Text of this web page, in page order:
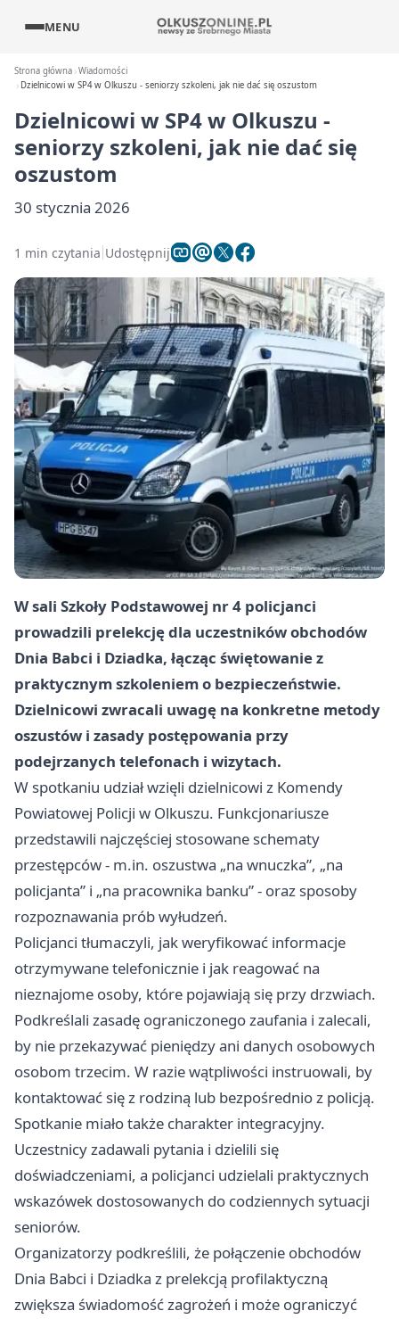
MENU
Strona główna Wiadomości
Dzielnicowi w SP4 w Olkuszu - seniorzy szkoleni, jak nie dać się oszustom
Dzielnicowi w SP4 w Olkuszu -
seniorzy szkoleni, jak nie dać się
oszustom
30 stycznia 2026
1 min czytania Udostępnij
W sali Szkoły Podstawowej nr 4 policjanci
prowadzili prelekcję dla uczestników obchodów
Dnia Babci i Dziadka, łącząc świętowanie z
praktycznym szkoleniem o bezpieczeństwie.
Dzielnicowi zwracali uwagę na konkretne metody
oszustów i zasady postępowania przy
podejrzanych telefonach i wizytach.
W spotkaniu udział wzięli dzielnicowi z Komendy
Powiatowej Policji w Olkuszu. Funkcjonariusze
przedstawili najczęściej stosowane schematy
przestępców - m.in. oszustwa „na wnuczka”, „na
policjanta” i „na pracownika banku” - oraz sposoby
rozpoznawania prób wyłudzeń.
Policjanci tłumaczyli, jak weryfikować informacje
otrzymywane telefonicznie i jak reagować na
nieznajome osoby, które pojawiają się przy drzwiach.
Podkreślali zasadę ograniczonego zaufania i zalecali,
by nie przekazywać pieniędzy ani danych osobowych
osobom trzecim. W razie wątpliwości instruowali, by
kontaktować się z rodziną lub bezpośrednio z policją.
Spotkanie miało także charakter integracyjny.
Uczestnicy zadawali pytania i dzielili się
doświadczeniami, a policjanci udzielali praktycznych
wskazówek dostosowanych do codziennych sytuacji
seniorów.
Organizatorzy podkreślili, że połączenie obchodów
Dnia Babci i Dziadka z prelekcją profilaktyczną
zwiększa świadomość zagrożeń i może ograniczyć